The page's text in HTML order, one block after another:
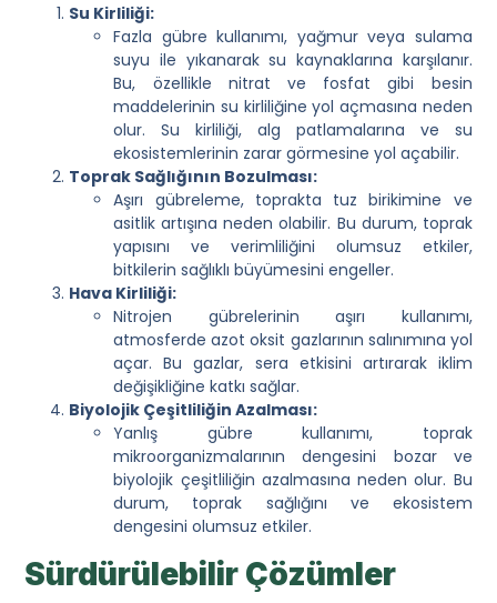
Su Kirliliği:
Fazla gübre kullanımı, yağmur veya sulama
suyu ile yıkanarak su kaynaklarına karşılanır.
Bu, özellikle nitrat ve fosfat gibi besin
maddelerinin su kirliliğine yol açmasına neden
olur. Su kirliliği, alg patlamalarına ve su
ekosistemlerinin zarar görmesine yol açabilir.
Toprak Sağlığının Bozulması:
Aşırı gübreleme, toprakta tuz birikimine ve
asitlik artışına neden olabilir. Bu durum, toprak
yapısını ve verimliliğini olumsuz etkiler,
bitkilerin sağlıklı büyümesini engeller.
Hava Kirliliği:
Nitrojen gübrelerinin aşırı kullanımı,
atmosferde azot oksit gazlarının salınımına yol
açar. Bu gazlar, sera etkisini artırarak iklim
değişikliğine katkı sağlar.
Biyolojik Çeşitliliğin Azalması:
Yanlış gübre kullanımı, toprak
mikroorganizmalarının dengesini bozar ve
biyolojik çeşitliliğin azalmasına neden olur. Bu
durum, toprak sağlığını ve ekosistem
dengesini olumsuz etkiler.
Sürdürülebilir Çözümler